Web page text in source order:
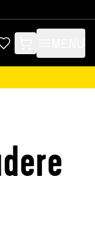
items in cart, view